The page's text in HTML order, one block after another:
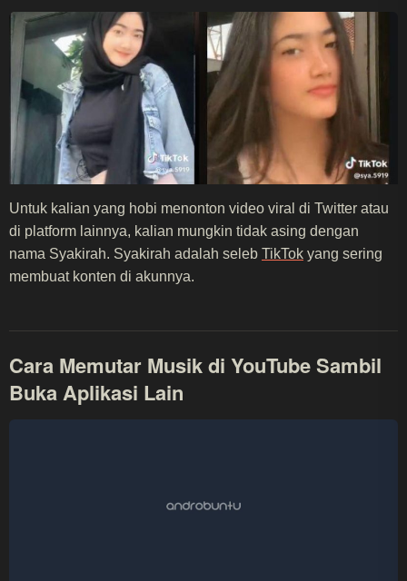
Untuk kalian yang hobi menonton video viral di Twitter atau
di platform lainnya, kalian mungkin tidak asing dengan
nama Syakirah. Syakirah adalah seleb TikTok yang sering
membuat konten di akunnya.
Cara Memutar Musik di YouTube Sambil
Buka Aplikasi Lain